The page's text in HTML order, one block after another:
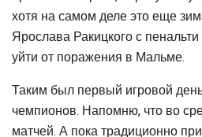
хотя на самом деле это еще
Ярослава Ракицкого с
уйти от поражения в Мальме.
Таким был первый игровой
чемпионов. Напомню, что во
матчей. А пока традиционно